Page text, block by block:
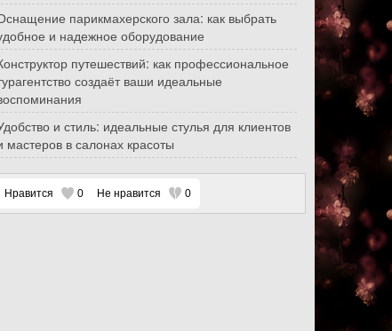
парикмахерского зала: как выбрать
и надежное оборудование
путешествий: как профессиональное
создаёт ваши идеальные
и стиль: идеальные стулья для клиентов
мастеров в салонах красоты
Нравится 0 Не нравится 0